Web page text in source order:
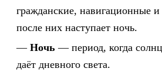
гражданские, навигационные и
после них наступает ночь.
Ночь — период, когда
даёт дневного света.